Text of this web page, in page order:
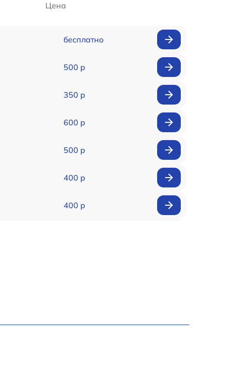
Цена
бесплатно
500 р
350 р
600 р
500 р
400 р
400 р